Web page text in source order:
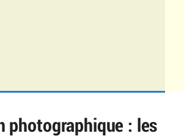
photographique : les